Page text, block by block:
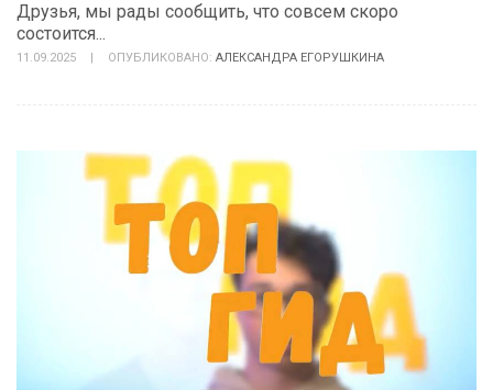
Друзья, мы рады сообщить, что совсем скоро
состоится...
11.09.2025 ОПУБЛИКОВАНО: АЛЕКСАНДРА ЕГОРУШКИНА